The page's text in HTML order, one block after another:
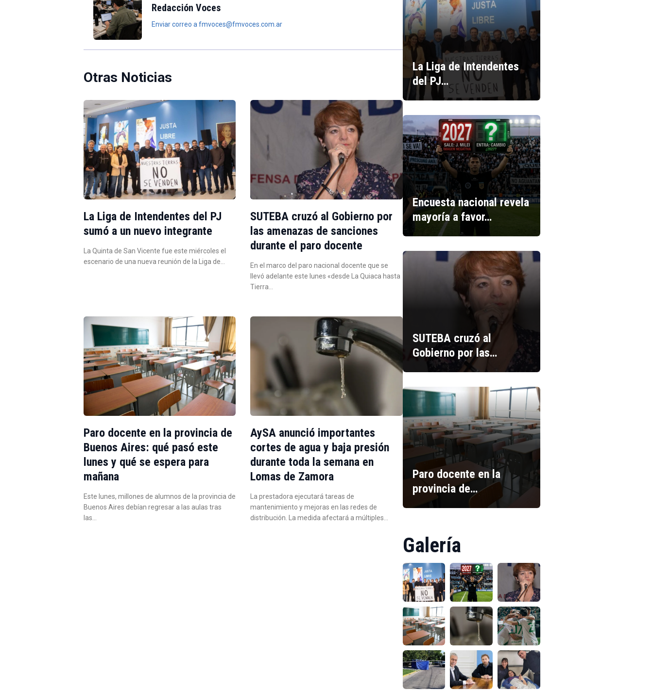
Redacción Voces
Enviar correo a fmvoces@fmvoces.com.ar
Otras Noticias
La Liga de Intendentes del PJ
sumó a un nuevo integrante
La Quinta de San Vicente fue este miércoles el
escenario de una nueva reunión de la Liga de…
SUTEBA cruzó al Gobierno por
las amenazas de sanciones
durante el paro docente
En el marco del paro nacional docente que se
llevó adelante este lunes «desde La Quiaca hasta
Tierra…
Paro docente en la provincia de
Buenos Aires: qué pasó este
lunes y qué se espera para
mañana
Este lunes, millones de alumnos de la provincia de
Buenos Aires debían regresar a las aulas tras
las…
AySA anunció importantes
cortes de agua y baja presión
durante toda la semana en
Lomas de Zamora
La prestadora ejecutará tareas de
mantenimiento y mejoras en las redes de
distribución. La medida afectará a múltiples…
La Liga de Intendentes
del PJ…
Encuesta nacional revela
mayoría a favor…
SUTEBA cruzó al
Gobierno por las…
Paro docente en la
provincia de…
Galería